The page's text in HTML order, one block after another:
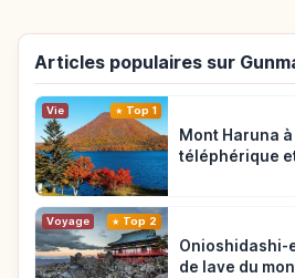
Articles populaires sur
Vie Top 1
Mont Haruna à
téléphérique
Voyage Top 2
Onioshidashi-
de lave du